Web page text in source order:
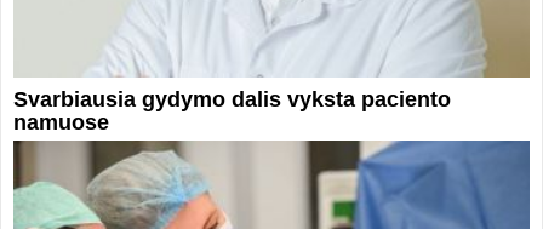
Svarbiausia gydymo dalis vyksta paciento
namuose